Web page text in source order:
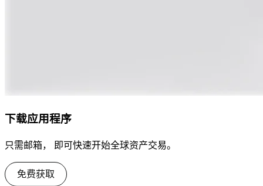
下载应用程序
只需邮箱， 即可快速开始全球资产交易。
免费获取